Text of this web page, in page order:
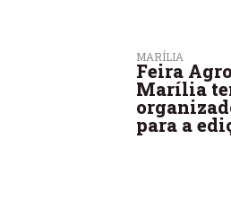
MARÍLIA
Feira
Marília
para a